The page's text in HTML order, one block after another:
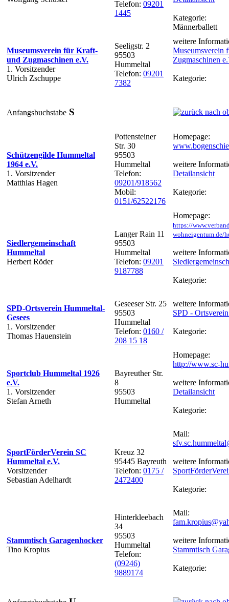
Telefon: 09201
1445
Kategorie:
Männerballett
Museumsverein für Kraft-
und Zugmaschinen e.V.
1. Vorsitzender
Ulrich Zschuppe
Seeligstr. 2
95503
Hummeltal
Telefon: 09201
7382
weitere
Museumsverein
Zugmaschinen
Kategorie:
Anfangsbuchstabe S
Schützengilde Hummeltal
1964 e.V.
1. Vorsitzender
Matthias Hagen
Pottensteiner
Str. 30
95503
Hummeltal
Telefon:
09201/918562
Mobil:
0151/62522176
Homepage:
weitere
Detailansicht
Kategorie:
Siedlergemeinschaft
Hummeltal
Herbert Röder
Langer Rain 11
95503
Hummeltal
Telefon: 09201
9187788
Homepage:
https://
wohneigentum.de/
weitere
Kategorie:
SPD-Ortsverein Hummeltal-
Gesees
1. Vorsitzender
Thomas Hauenstein
Geseeser Str. 25
95503
Hummeltal
Telefon: 0160 /
208 15 18
weitere
SPD -
Kategorie:
Sportclub Hummeltal 1926
e.V.
1. Vorsitzender
Stefan Arneth
Bayreuther Str.
8
95503
Hummeltal
Homepage:
http://www.sc-
weitere
Detailansicht
Kategorie:
SportFörderVerein SC
Hummeltal e.V.
Vorsitzender
Sebastian Adelhardt
Kreuz 32
95445 Bayreuth
Telefon: 0175 /
2472400
Mail:
weitere
Kategorie:
Stammtisch Garagenhocker
Tino Kropius
Hinterkleebach
34
95503
Hummeltal
Telefon:
(09246)
9889174
Mail:
weitere
Stammtisch
Kategorie: